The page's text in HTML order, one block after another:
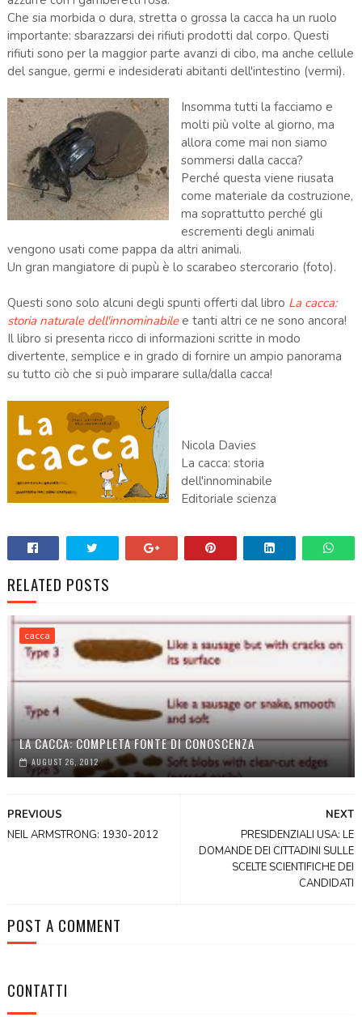
Che sia morbida o dura, stretta o grossa la cacca ha un ruolo
importante: sbarazzarsi dei rifiuti prodotti dal corpo. Questi
rifiuti sono per la maggior parte avanzi di cibo, ma anche cellule
del sangue, germi e indesiderati abitanti dell'intestino (vermi).
Insomma tutti la facciamo e
molti più volte al giorno, ma
allora come mai non siamo
sommersi dalla cacca?
Perché questa viene riusata
come materiale da costruzione,
ma soprattutto perché gli
escrementi degli animali
vengono usati come pappa da altri animali.
Un gran mangiatore di pupù è lo scarabeo stercorario (foto).
Questi sono solo alcuni degli spunti offerti dal libro La cacca:
storia naturale dell'innominabilee tanti altri ce ne sono ancora!
Il libro si presenta ricco di informazioni scritte in modo
divertente, semplice e in grado di fornire un ampio panorama
su tutto ciò che si può imparare sulla/dalla cacca!
Nicola Davies
La cacca: storia
dell'innominabile
Editoriale scienza
RELATED POSTS
cacca
LA CACCA: COMPLETA FONTE DI CONOSCENZA
AUGUST 26, 2012
NEXT
PRESIDENZIALI USA: LE
DOMANDE DEI CITTADINI SULLE
SCELTE SCIENTIFICHE DEI
CANDIDATI
PREVIOUS
NEIL ARMSTRONG: 1930-2012
POST A COMMENT
CONTATTI